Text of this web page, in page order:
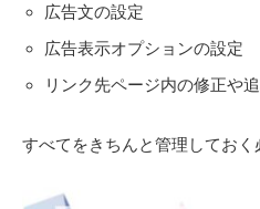
広告文の設定
広告表示オプションの設定
リンク先ページ内の修正や
すべてをきちんと管理しておく